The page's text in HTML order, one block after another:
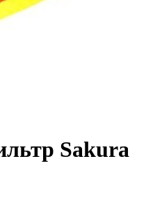
Sakura